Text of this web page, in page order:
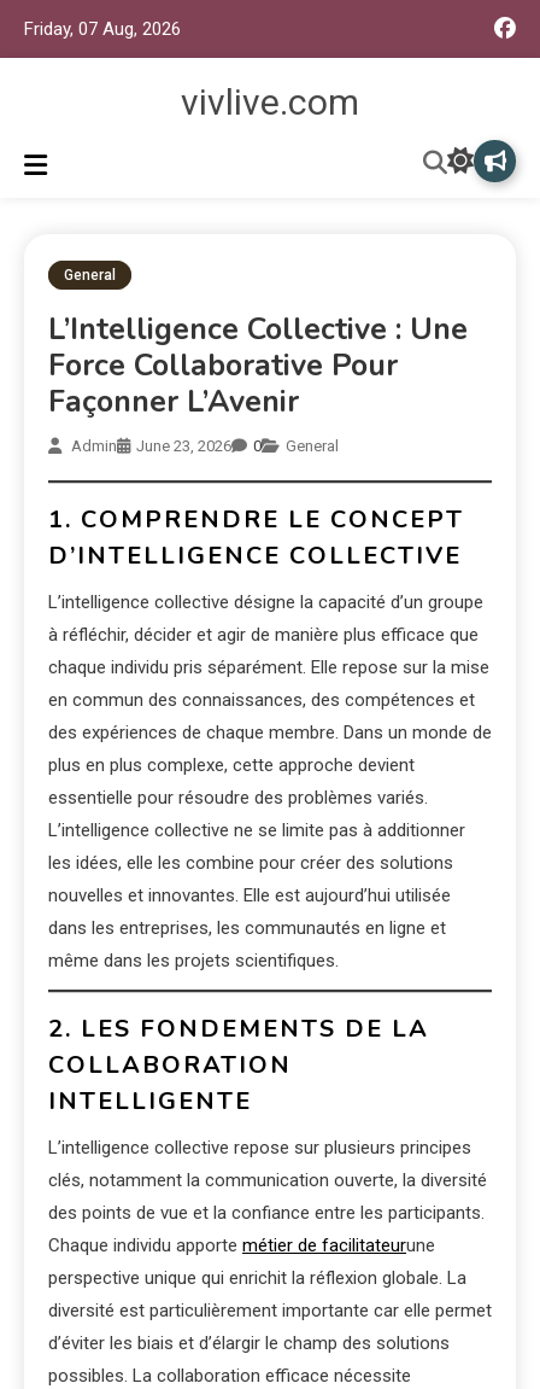
Friday, 07 Aug, 2026
vivlive.com
General
L’Intelligence Collective : Une
Force Collaborative Pour
Façonner L’Avenir
Admin June 23, 2026 0 General
1. COMPRENDRE LE CONCEPT
D’INTELLIGENCE COLLECTIVE
L’intelligence collective désigne la capacité d’un groupe
à réfléchir, décider et agir de manière plus efficace que
chaque individu pris séparément. Elle repose sur la mise
en commun des connaissances, des compétences et
des expériences de chaque membre. Dans un monde de
plus en plus complexe, cette approche devient
essentielle pour résoudre des problèmes variés.
L’intelligence collective ne se limite pas à additionner
les idées, elle les combine pour créer des solutions
nouvelles et innovantes. Elle est aujourd’hui utilisée
dans les entreprises, les communautés en ligne et
même dans les projets scientifiques.
2. LES FONDEMENTS DE LA
COLLABORATION
INTELLIGENTE
L’intelligence collective repose sur plusieurs principes
clés, notamment la communication ouverte, la diversité
des points de vue et la confiance entre les participants.
Chaque individu apporte métier de facilitateurune
perspective unique qui enrichit la réflexion globale. La
diversité est particulièrement importante car elle permet
d’éviter les biais et d’élargir le champ des solutions
possibles. La collaboration efficace nécessite